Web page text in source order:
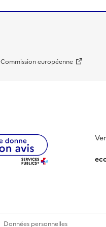
Commission européenne
Données personnelles